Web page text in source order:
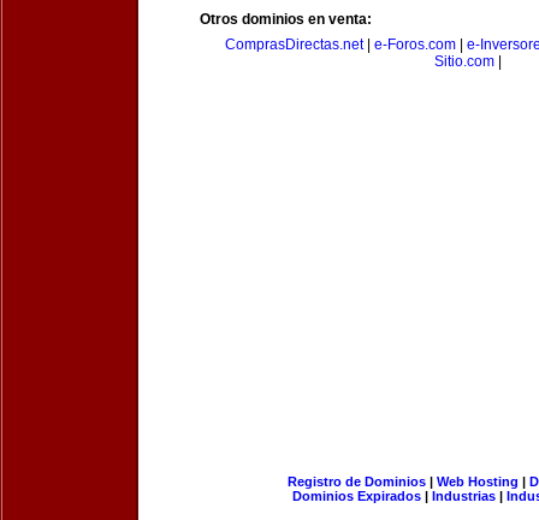
Otros dominios en venta:
ComprasDirectas.net| e-Foros.com
e-
Sitio.com
Registro de Dominios| Web Hosting |
Dominios Expirados | Industrias |